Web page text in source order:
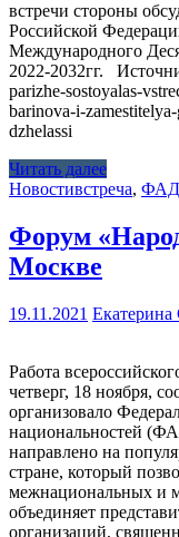
встречи стороны
Российской
Международного
2022-2032гг.
parizhe-sostoyalas-
barinova-i-
dzhelassi
Читать далее
Новостивстреча,
Форум
Москве
19.11.2021
Работа
четверг, 18 ноября,
организовало
национальностей
направлено на
стране, который
межнациональных и
объединяет
организаций,